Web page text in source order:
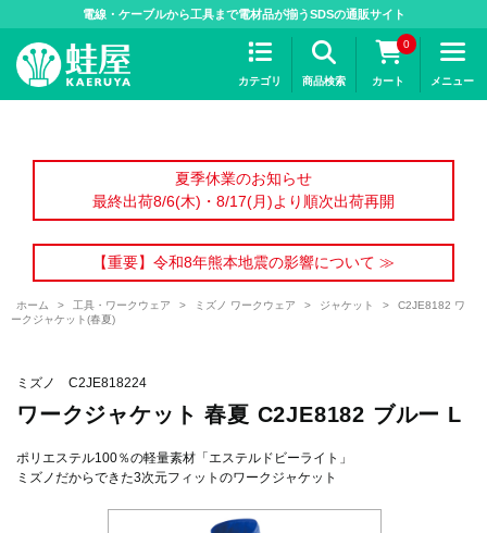
電線・ケーブルから工具まで電材品が揃うSDSの通販サイト
カテゴリ 商品検索
0
カート メニュー
夏季休業のお知らせ
最終出荷8/6(木)・8/17(月)より順次出荷再開
【重要】令和8年熊本地震の影響について ≫
ホーム > 工具・ワークウェア > ミズノ ワークウェア > ジャケット >
C2JE8182 ワ
ークジャケット(春夏)
ミズノ C2JE818224
ワークジャケット 春夏 C2JE8182 ブルー L
ポリエステル100％の軽量素材「エステルドビーライト」
ミズノだからできた3次元フィットのワークジャケット